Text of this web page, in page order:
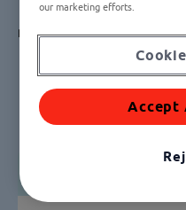
Retrouvez tous les événements
our marketing efforts.
Accept